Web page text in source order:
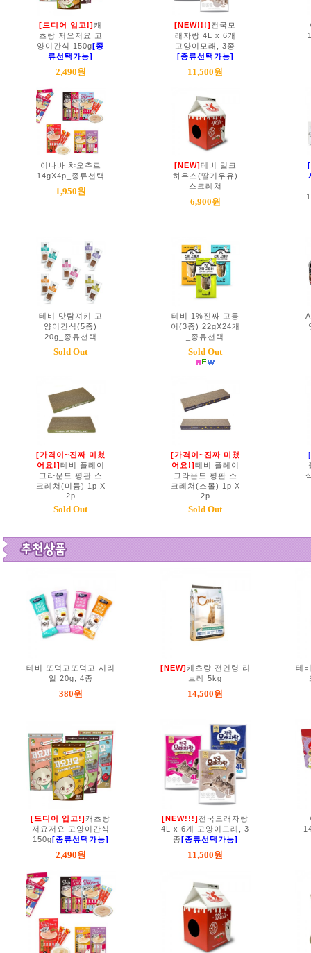
[드디어 입고!]캐
츠랑 저요저요 고
양이간식 150g[종
류선택가능]
2,490원
[NEW!!!] 전국모
래자랑 4L x 6개
고양이모래, 3종
[종류선택가능]
11,500원
이나바 챠오츄르
14gX4p_종류선택
1,950원
[NEW]테비 밀크
하우스(딸기우유)
스크레쳐
6,900원
테비 맛탐져키 고
양이간식(5종)
20g_종류선택
Sold Out
테비 1%진짜 고등
어(3종) 22gX24개
_종류선택
Sold Out
[가격이~진짜 미쳤
어요!]테비 플레이
그라운드 평판 스
크레쳐(미듐) 1p X
2p
Sold Out
[가격이~진짜 미쳤
어요!]테비 플레이
그라운드 평판 스
크레쳐(스몰) 1p X
2p
Sold Out
테비 또먹고또먹고 시리
얼 20g, 4종
380원
[NEW]캐츠랑 전연령 리
브레 5kg
14,500원
테
[드디어 입고!]캐츠랑
저요저요 고양이간식
150g[종류선택가능]
2,490원
[NEW!!!] 전국모래자랑
4L x 6개 고양이모래, 3
종[종류선택가능]
11,500원